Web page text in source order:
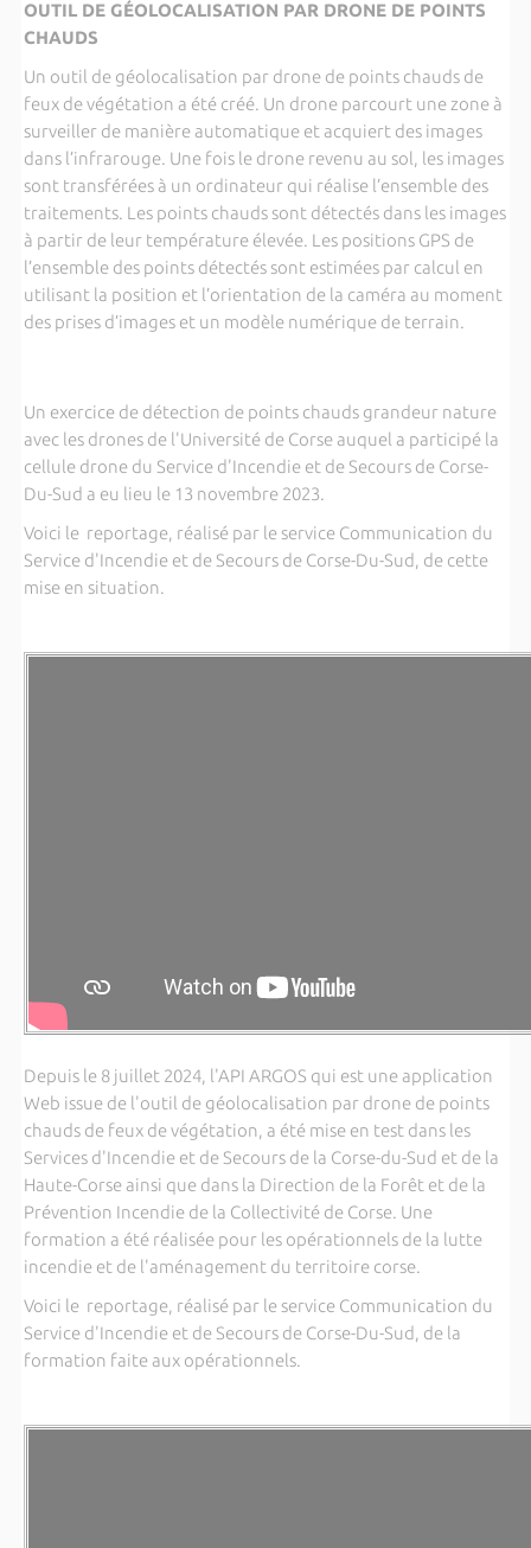
OUTIL DE GÉOLOCALISATION PAR DRONE DE POINTS
CHAUDS
Un outil de géolocalisation par drone de points chauds de
feux de végétation a été créé. Un drone parcourt une zone à
surveiller de manière automatique et acquiert des images
dans l’infrarouge. Une fois le drone revenu au sol, les images
sont transférées à un ordinateur qui réalise l’ensemble des
traitements. Les points chauds sont détectés dans les images
à partir de leur température élevée. Les positions GPS de
l’ensemble des points détectés sont estimées par calcul en
utilisant la position et l’orientation de la caméra au moment
des prises d’images et un modèle numérique de terrain.
Un exercice de détection de points chauds grandeur nature
avec les drones de l'Université de Corse auquel a participé la
cellule drone du Service d'Incendie et de Secours de Corse-
Du-Sud a eu lieu le 13 novembre 2023.
Voici le reportage, réalisé par le service Communication du
Service d'Incendie et de Secours de Corse-Du-Sud, de cette
mise en situation.
Depuis le 8 juillet 2024, l'API ARGOS qui est une application
Web issue de l'outil de géolocalisation par drone de points
chauds de feux de végétation, a été mise en test dans les
Services d'Incendie et de Secours de la Corse-du-Sud et de la
Haute-Corse ainsi que dans la Direction de la Forêt et de la
Prévention Incendie de la Collectivité de Corse. Une
formation a été réalisée pour les opérationnels de la lutte
incendie et de l'aménagement du territoire corse.
Voici le reportage, réalisé par le service Communication du
Service d'Incendie et de Secours de Corse-Du-Sud, de la
formation faite aux opérationnels.